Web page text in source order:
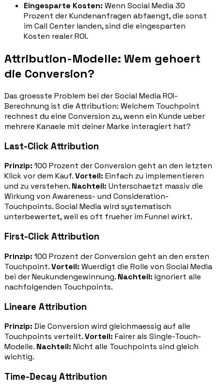
Eingesparte Kosten: Wenn Social Media 30
Prozent der Kundenanfragen abfaengt, die sonst
im Call Center landen, sind die eingesparten
Kosten realer ROI.
Attribution-Modelle: Wem gehoert
die Conversion?
Das groesste Problem bei der Social Media ROI-
Berechnung ist die Attribution: Welchem Touchpoint
rechnest du eine Conversion zu, wenn ein Kunde ueber
mehrere Kanaele mit deiner Marke interagiert hat?
Last-Click Attribution
Prinzip: 100 Prozent der Conversion geht an den letzten
Klick vor dem Kauf.Vorteil: Einfach zu implementieren
und zu verstehen. Nachteil: Unterschaetzt massiv die
Wirkung von Awareness- und Consideration-
Touchpoints. Social Media wird systematisch
unterbewertet, weil es oft frueher im Funnel wirkt.
First-Click Attribution
Prinzip: 100 Prozent der Conversion geht an den ersten
Touchpoint.Vorteil: Wuerdigt die Rolle von Social Media
bei der Neukundengewinnung. Nachteil: Ignoriert alle
nachfolgenden Touchpoints.
Lineare Attribution
Prinzip: Die Conversion wird gleichmaessig auf alle
Touchpoints verteilt.Vorteil: Fairer als Single-Touch-
Modelle. Nachteil: Nicht alle Touchpoints sind gleich
wichtig.
Time-Decay Attribution